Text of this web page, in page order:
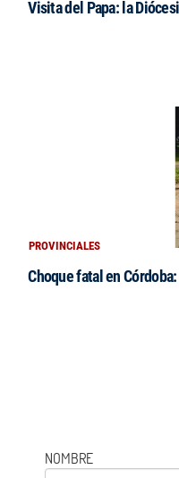
Visita del Papa: la
PROVINCIALES
Choque fatal en
NOMBRE